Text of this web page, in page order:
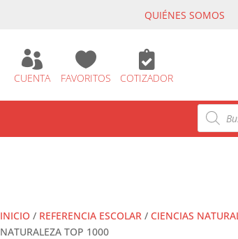
QUIÉNES SOMOS

CUENTA

FAVORITOS

COTIZADOR
de
productos
INICIO / REFERENCIA ESCOLAR / CIENCIAS
NATURALEZA TOP 1000